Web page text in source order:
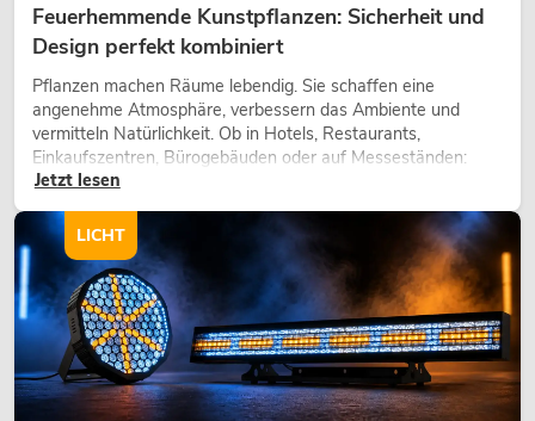
Feuerhemmende Kunstpflanzen: Sicherheit und
Design perfekt kombiniert
Pflanzen machen Räume lebendig. Sie schaffen eine
angenehme Atmosphäre, verbessern das Ambiente und
vermitteln Natürlichkeit. Ob in Hotels, Restaurants,
Einkaufszentren, Bürogebäuden oder auf Messeständen:
eine hochwertige Begrünung gehört heute längst zum
Jetzt lesen
LICHT